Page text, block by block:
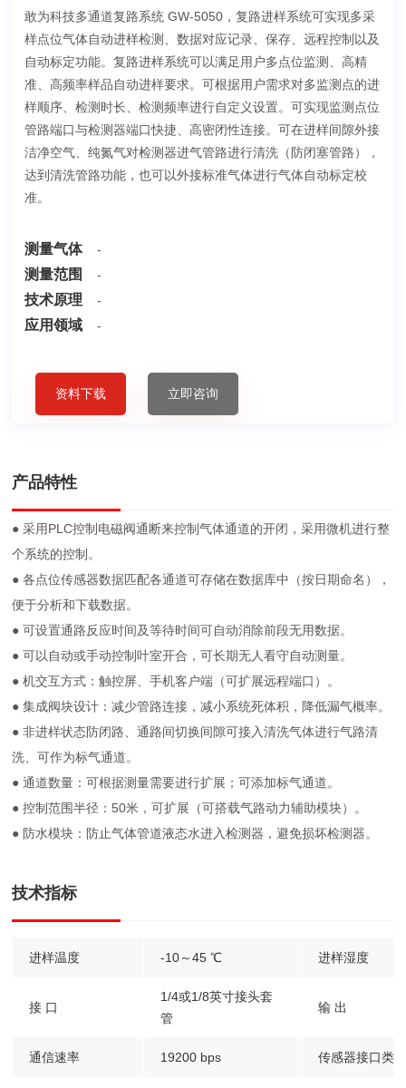
敢为科技多通道复路系统 GW-5050，复路进样系统可实现多采
样点位气体自动进样检测、数据对应记录、保存、远程控制以及
自动标定功能。复路进样系统可以满足用户多点位监测、高精
准、高频率样品自动进样要求。可根据用户需求对多监测点的进
样顺序、检测时长、检测频率进行自定义设置。可实现监测点位
管路端口与检测器端口快捷、高密闭性连接。可在进样间隙外接
洁净空气、纯氮气对检测器进气管路进行清洗（防闭塞管路），
达到清洗管路功能，也可以外接标准气体进行气体自动标定校
准。
测量气体 -
测量范围 -
技术原理 -
应用领域 -
资料下载 立即咨询
产品特性
● 采用PLC控制电磁阀通断来控制气体通道的开闭，采用微机进行整
个系统的控制。
● 各点位传感器数据匹配各通道可存储在数据库中（按日期命名），
便于分析和下载数据。
● 可设置通路反应时间及等待时间可自动消除前段无用数据。
● 可以自动或手动控制叶室开合，可长期无人看守自动测量。
● 机交互方式：触控屏、手机客户端（可扩展远程端口）。
● 集成阀块设计：减少管路连接，减小系统死体积，降低漏气概率。
● 非进样状态防闭路、通路间切换间隙可接入清洗气体进行气路清
洗、可作为标气通道。
● 通道数量：可根据测量需要进行扩展；可添加标气通道。
● 控制范围半径：50米，可扩展（可搭载气路动力辅助模块）。
● 防水模块：防止气体管道液态水进入检测器，避免损坏检测器。
技术指标
进样温度 -10～45 ℃ 进样湿度
接 口
1/4或1/8英寸接头套
管
输 出
通信速率 19200 bps 传感器接口类